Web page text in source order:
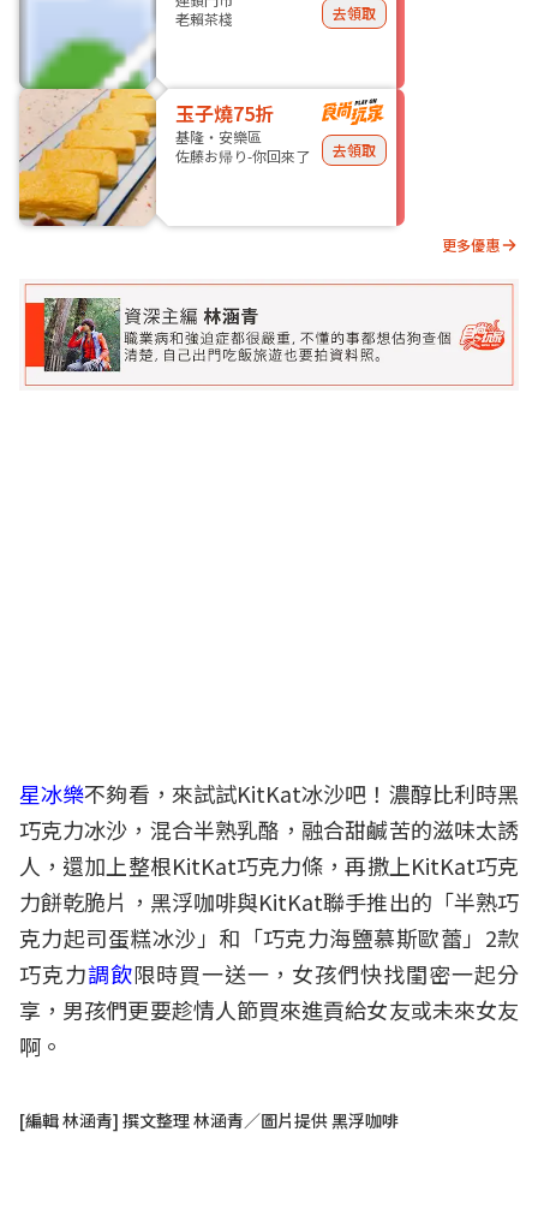
老賴茶棧
去領取
玉子燒75折
基隆・安樂區
佐藤お帰り-你回來了
去領取
更多優惠
星冰樂不夠看，來試試KitKat冰沙吧！濃醇比利時黑
巧克力冰沙，混合半熟乳酪，融合甜鹹苦的滋味太誘
人，還加上整根KitKat巧克力條，再撒上KitKat巧克
力餅乾脆片，黑浮咖啡與KitKat聯手推出的「半熟巧
克力起司蛋糕冰沙」和「巧克力海鹽慕斯歐蕾」2款
巧克力調飲限時買一送一，女孩們快找閨密一起分
享，男孩們更要趁情人節買來進貢給女友或未來女友
啊。
[編輯 林涵青] 撰文整理 林涵青／圖片提供 黑浮咖啡